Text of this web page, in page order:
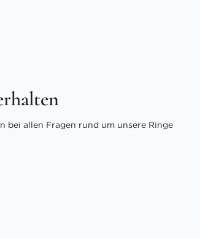
bei allen Fragen rund um unsere Ringe